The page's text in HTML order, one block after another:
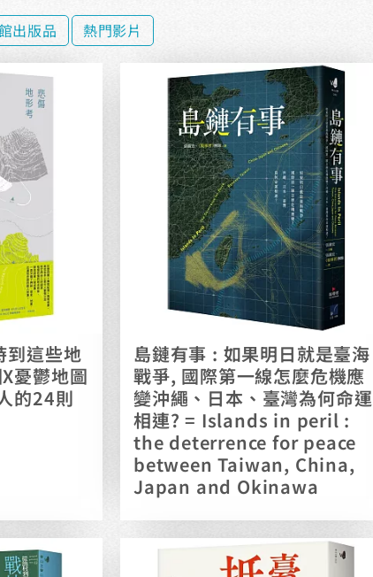
出版品 熱門影片
到這些地
憂鬱地圖
的24則
島鏈有事 : 如果明日就是臺海
戰爭, 國際第一線怎麼危機應
變沖繩、日本、臺灣為何命運
相連? = Islands in peril :
the deterrence for peace
between Taiwan, China,
Japan and Okinawa